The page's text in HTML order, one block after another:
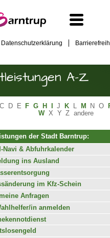
Datenschutzerklärung
A-Z
C D E F G H J K L M N O
W X Y Z andere
der Stadt Barntrup:
Navi & Abfuhrkalender
ins Ausland
im Kfz-Schein
Anfragen
in anmelden